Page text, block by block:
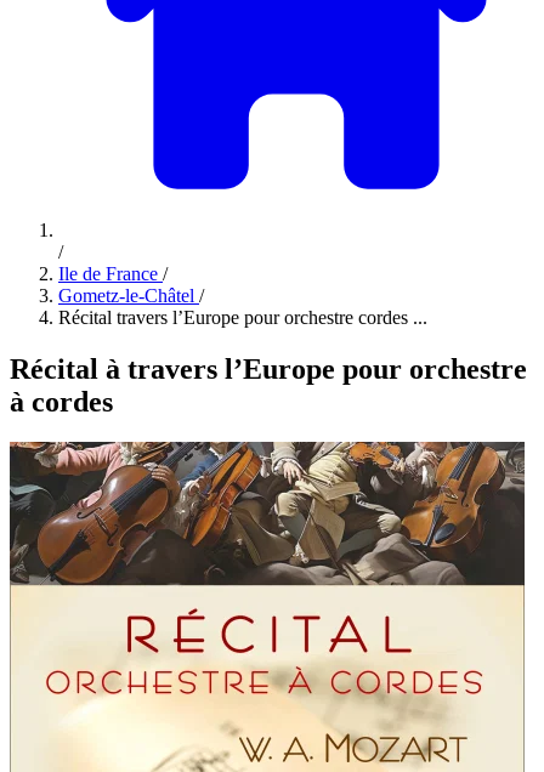
/
Ile de France /
Gometz-le-Châtel /
Récital travers l’Europe pour orchestre cordes ...
Récital à travers l’Europe pour orchestre
à cordes